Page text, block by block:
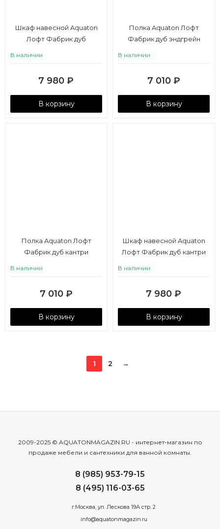
Шкаф навесной Aquaton
Лофт Фабрик дуб
В наличии
7 980 ₽
В корзину
Полка Aquaton Лофт
Фабрик дуб эндгрейн
В наличии
7 010 ₽
В корзину
Полка Aquaton Лофт
Фабрик дуб кантри
В наличии
7 010 ₽
В корзину
Шкаф навесной Aquaton
Лофт Фабрик дуб кантри
В наличии
7 980 ₽
В корзину
1 2 →
2009-2025 © AQUATONMAGAZIN.RU - интернет-магазин по
продаже мебели и сантехники для ванной комнаты.
8 (985) 953-79-15
8 (495) 116-03-65
г.Москва, ул. Лескова 19А стр. 2
info@aquatonmagazin.ru